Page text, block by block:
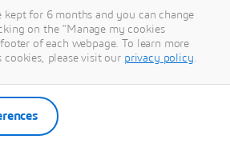
of our workforce – check out
opportunities.
kept for 6 months and you can change
on the "Manage my cookies
of each webpage. To learn more
please visit our privacy policy.